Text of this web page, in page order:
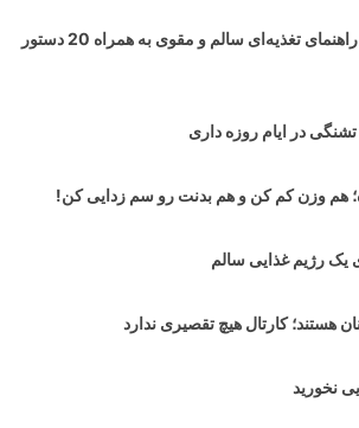
برای افطار چه بخوریم؟ راهنمای تغذیه‌ای سالم و مقوی به همراه 20 دستور
در ایام روزه داری
هستند؛ کارتال هیچ تقصیری ندارد
نخورید